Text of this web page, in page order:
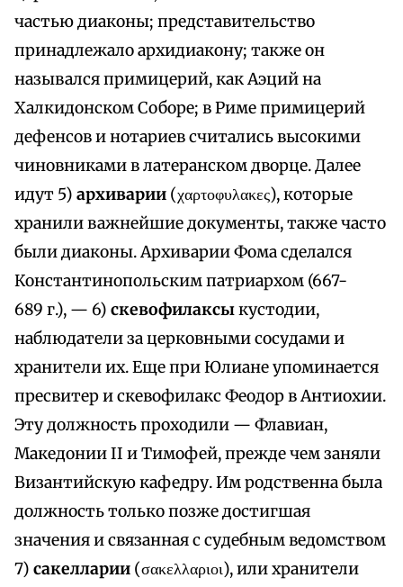
частью диаконы; представительство
принадлежало архидиакону; также он
назывался примицерий, как Аэций на
Халкидонском Соборе; в Риме примицерий
дефенсов и нотариев считались высокими
чиновниками в латеранском дворце. Далее
идут 5) архиварии (χαρτοφυλακες), которые
хранили важнейшие документы, также часто
были диаконы. Архиварии Фома сделался
Константинопольским патриархом (667-
689 г.), — 6) скевофилаксыкустодии,
наблюдатели за церковными сосудами и
хранители их. Еще при Юлиане упоминается
пресвитер и скевофилакс Феодор в Антиохии.
Эту должность проходили — Флавиан,
Македонии II и Тимофей, прежде чем заняли
Византийскую кафедру. Им родственна была
должность только позже достигшая
значения и связанная с судебным ведомством
7) сакелларии (σακελλαριοι), или хранители